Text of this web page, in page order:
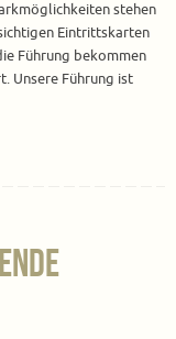
stehen
Eintrittskarten
Führung bekommen
Unsere Führung ist